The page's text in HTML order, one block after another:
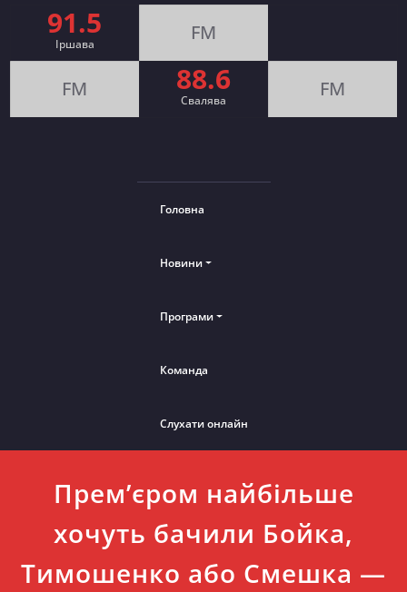
91.5
Іршава FM
FM 88.6
Cвалява FM
Головна
Новини
Програми
Команда
Слухати онлайн
Прем’єром найбільше
хочуть бачили Бойка,
Тимошенко або Смешка —